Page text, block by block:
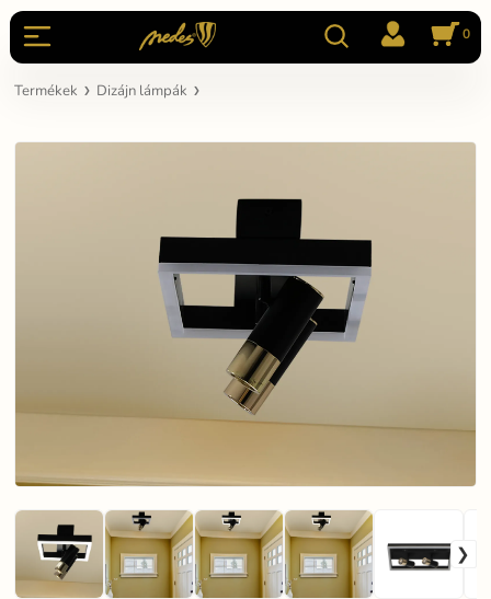
0
Termékek Dizájn lámpák